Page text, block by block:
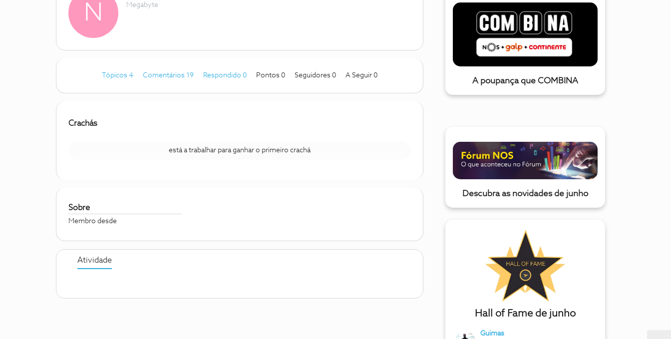
N Megabyte
Tópicos 4 Comentários 19 Respondido 0 Pontos 0 Seguidores 0 A Seguir 0
Crachás
está a trabalhar para ganhar o primeiro crachá
Sobre
Membro desde
Atividade
A poupança que COMBINA
Descubra as novidades de junho
Hall of Fame de junho
Guimas